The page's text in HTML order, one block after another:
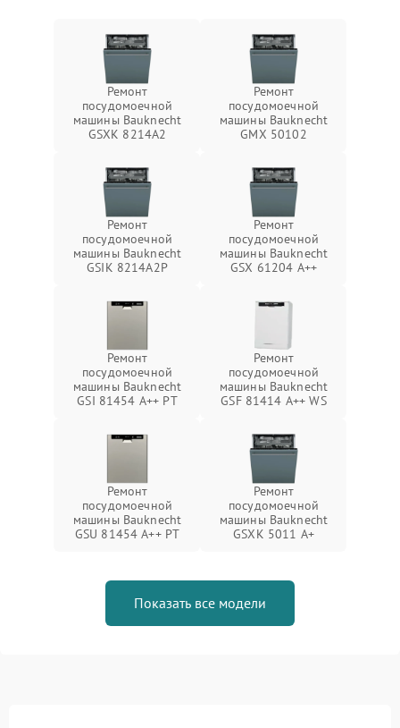
Ремонт
посудомоечной
машины Bauknecht
GSXK 8214A2
Ремонт
посудомоечной
машины Bauknecht
GMX 50102
Ремонт
посудомоечной
машины Bauknecht
GSIK 8214A2P
Ремонт
посудомоечной
машины Bauknecht
GSX 61204 A++
Ремонт
посудомоечной
машины Bauknecht
GSI 81454 A++ PT
Ремонт
посудомоечной
машины Bauknecht
GSF 81414 A++ WS
Ремонт
посудомоечной
машины Bauknecht
GSU 81454 A++ PT
Ремонт
посудомоечной
машины Bauknecht
GSXK 5011 A+
Показать все модели